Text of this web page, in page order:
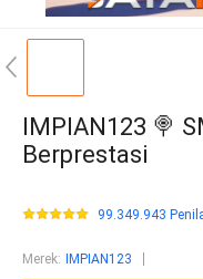
IMPIAN123 🍭
Berprestasi
99.349.943
Merek: IMPIAN123